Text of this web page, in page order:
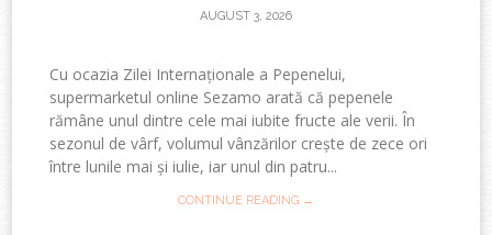
AUGUST 3, 2026
Cu ocazia Zilei Internaționale a Pepenelui,
supermarketul online Sezamo arată că pepenele
rămâne unul dintre cele mai iubite fructe ale verii. În
sezonul de vârf, volumul vânzărilor crește de zece ori
între lunile mai și iulie, iar unul din patru...
CONTINUE READING →